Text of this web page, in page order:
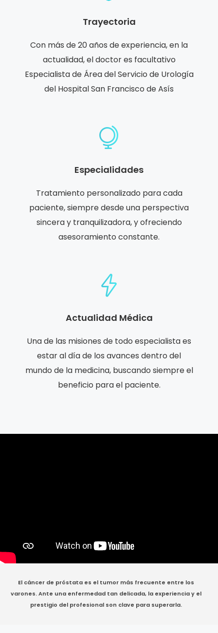
Trayectoria
Con más de 20 años de experiencia, en la
actualidad, el doctor es facultativo
Especialista de Área del Servicio de Urología
del Hospital San Francisco de Asís
Especialidades
Tratamiento personalizado para cada
paciente, siempre desde una perspectiva
sincera y tranquilizadora, y ofreciendo
asesoramiento constante.
Actualidad Médica
Una de las misiones de todo especialista es
estar al día de los avances dentro del
mundo de la medicina, buscando siempre el
beneficio para el paciente.
El cáncer de próstata es el tumor más frecuente entre los
varones. Ante una enfermedad tan delicada, la experiencia y el
prestigio del profesional son clave para superarla.